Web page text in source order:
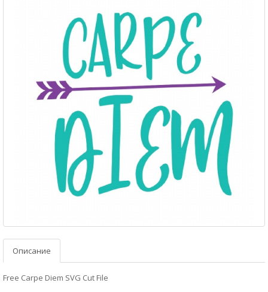
Описание
Free Carpe Diem SVG Cut File